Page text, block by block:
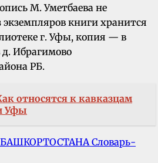
М. Уметбаева не
книги хранится
г. Уфы, копия — в
д. Ибрагимово
РБ.
относятся к кавказцам
Уфы
Словарь-